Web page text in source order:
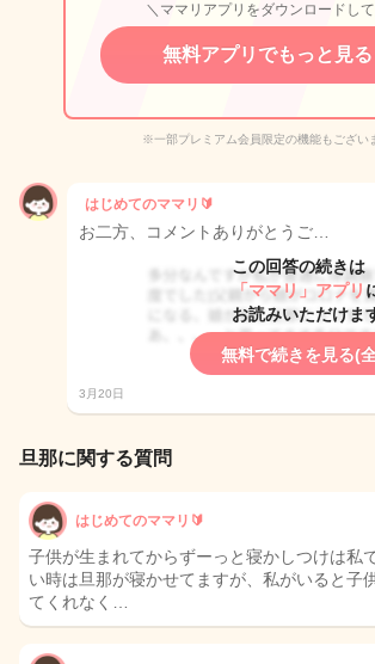
＼ママリアプリをダウンロードし
無料アプリでもっと見る
※一部プレミアム会員限定の機能もござい
はじめてのママリ🔰
お二方、コメントありがとうご…
この回答の続きは
「ママリ」アプリ
お読みいただけま
無料で続きを見る(
3月20日
旦那に関する質問
はじめてのママリ🔰
子供が生まれてからずーっと寝かしつけは私
い時は旦那が寝かせてますが、私がいると子
てくれなく…